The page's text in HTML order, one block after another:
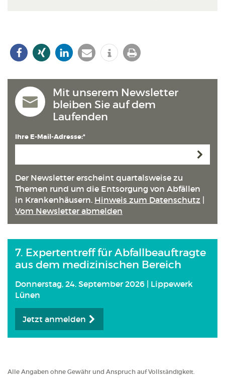
Mit unserem Newsletter
bleiben Sie auf dem
Laufenden
Ihre E-Mail-Adresse:*
Der Newsletter erscheint quartals­weise zu
Themen rund um die Entsorgung von Abfällen
in Kranken­häusern. Hinweis zum Datenschutz
Vom Newsletter abmelden
7. Expertentreff für Abfallbeauftragte
aus dem medizinischen Bereich
Donnerstag, 24. September 2026 | Lippewerk
Lünen
Jetzt anmelden
Alle Angaben ohne Gewähr und Anspruch auf Vollständigkeit.